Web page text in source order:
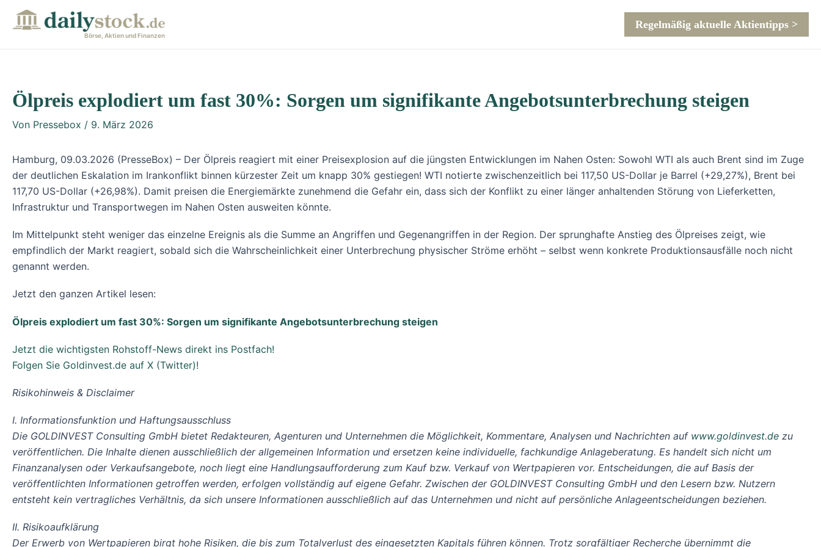
Inhalt
Börse, Aktien und Finanzen
Regelmäßig aktuelle Aktientipps >
Ölpreis explodiert um fast 30%: Sorgen um signifikante Angebotsunterbrechung steigen
Von Pressebox / 9. März 2026
Hamburg, 09.03.2026 (PresseBox) – Der Ölpreis reagiert mit einer Preisexplosion auf die jüngsten Entwicklungen im Nahen Osten: Sowohl WTI als auch Brent sind im Zuge
der deutlichen Eskalation im Irankonflikt binnen kürzester Zeit um knapp 30% gestiegen! WTI notierte zwischenzeitlich bei 117,50 US-Dollar je Barrel (+29,27%), Brent bei
117,70 US-Dollar (+26,98%). Damit preisen die Energiemärkte zunehmend die Gefahr ein, dass sich der Konflikt zu einer länger anhaltenden Störung von Lieferketten,
Infrastruktur und Transportwegen im Nahen Osten ausweiten könnte.
Im Mittelpunkt steht weniger das einzelne Ereignis als die Summe an Angriffen und Gegenangriffen in der Region. Der sprunghafte Anstieg des Ölpreises zeigt, wie
empfindlich der Markt reagiert, sobald sich die Wahrscheinlichkeit einer Unterbrechung physischer Ströme erhöht – selbst wenn konkrete Produktionsausfälle noch nicht
genannt werden.
Jetzt den ganzen Artikel lesen:
Ölpreis explodiert um fast 30%: Sorgen um signifikante Angebotsunterbrechung steigen
Jetzt die wichtigsten Rohstoff-News direkt ins Postfach!
Folgen Sie Goldinvest.de auf X (Twitter)!
Risikohinweis & Disclaimer
I. Informationsfunktion und Haftungsausschluss
Die GOLDINVEST Consulting GmbH bietet Redakteuren, Agenturen und Unternehmen die Möglichkeit, Kommentare, Analysen und Nachrichten auf www.goldinvest.de zu
veröffentlichen. Die Inhalte dienen ausschließlich der allgemeinen Information und ersetzen keine individuelle, fachkundige Anlageberatung. Es handelt sich nicht um
Finanzanalysen oder Verkaufsangebote, noch liegt eine Handlungsaufforderung zum Kauf bzw. Verkauf von Wertpapieren vor. Entscheidungen, die auf Basis der
veröffentlichten Informationen getroffen werden, erfolgen vollständig auf eigene Gefahr. Zwischen der GOLDINVEST Consulting GmbH und den Lesern bzw. Nutzern
entsteht kein vertragliches Verhältnis, da sich unsere Informationen ausschließlich auf das Unternehmen und nicht auf persönliche Anlageentscheidungen beziehen.
II. Risikoaufklärung
Der Erwerb von Wertpapieren birgt hohe Risiken, die bis zum Totalverlust des eingesetzten Kapitals führen können. Trotz sorgfältiger Recherche übernimmt die
navigation